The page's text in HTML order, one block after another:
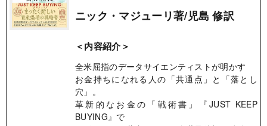
ニック・マジューリ著/児島 修訳
＜内容紹介＞
全米屈指のデータサイエンティストが明かす
お金持ちになれる人の「共通点」と「落とし
穴」。
革新的なお金の「戦術書」『JUST KEEP
BUYING』で